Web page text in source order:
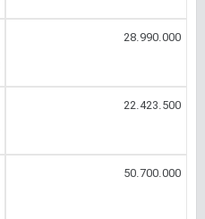
28.990.000
22.423.500
50.700.000